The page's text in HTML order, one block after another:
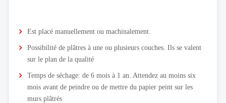
Est placé manuellement ou machinalement.
Possibilité de plâtres à une ou plusieurs couches. Ils se valent
sur le plan de la qualité
Temps de séchage: de 6 mois à 1 an. Attendez au moins six
mois avant de peindre ou de mettre du papier peint sur les
murs plâtrés